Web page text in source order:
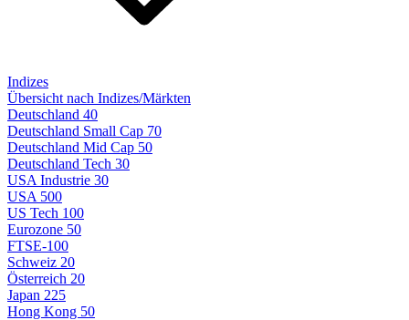
Indizes
Übersicht nach Indizes/Märkten
Deutschland 40
Deutschland Small Cap 70
Deutschland Mid Cap 50
Deutschland Tech 30
USA Industrie 30
USA 500
US Tech 100
Eurozone 50
FTSE-100
Schweiz 20
Österreich 20
Japan 225
Hong Kong 50